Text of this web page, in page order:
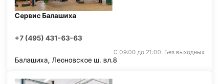
Сервис Балашиха
+7 (495) 431-63-63
С 09:00 до 21:00. Без выходных
Балашиха, Леоновское ш. вл.8